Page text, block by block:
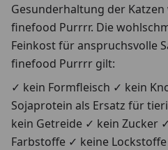
Gesunderhaltung der
finefood Purrrr. Die
Feinkost für anspruchsvolle
finefood Purrrr gilt:
✓ kein Formfleisch ✓ kein
Sojaprotein als Ersatz für
kein Getreide ✓ kein Zucker
Farbstoffe ✓ keine